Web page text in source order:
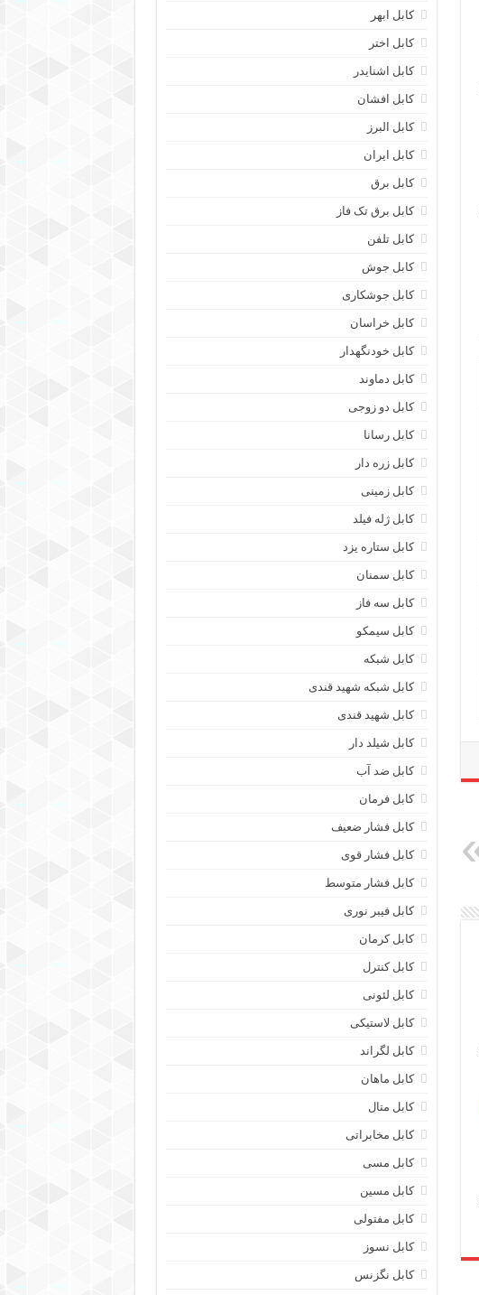
کابل ابهر
کابل اختر
کابل اشنایدر
کابل افشان
کابل البرز
کابل ایران
کابل برق
کابل برق تک فاز
کابل تلفن
کابل جوش
کابل جوشکاری
کابل خراسان
کابل خودنگهدار
کابل دماوند
کابل دو زوجی
کابل رسانا
کابل زره دار
کابل زمینی
کابل ژله فیلد
کابل ستاره یزد
کابل سمنان
کابل سه فاز
کابل سیمکو
کابل شبکه
کابل شبکه شهید قندی
کابل شهید قندی
کابل شیلد دار
کابل ضد آب
کابل فرمان
کابل فشار ضعیف
کابل فشار قوی
کابل فشار متوسط
کابل فیبر نوری
کابل کرمان
کابل کنترل
کابل لئونی
کابل لاستیکی
کابل لگراند
کابل ماهان
کابل متال
کابل مخابراتی
کابل مسی
کابل مسین
کابل مفتولی
کابل نسوز
کابل نگزنس